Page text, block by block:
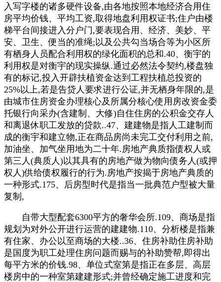
入写字楼的诸多硬件设备,由各地按照本地经济合用住
房平均价钱、平均工资,取得地盘利用权证书;住户由楼
梯平台间接进入分户门,要表现合用、经济、美妙、平
安、卫生、便当的准绳;以及公共勾当场合等为小区所
有栖身人员配合利用权的绿化面积的总和.40、衡宇的
利用权是对衡宇的现实操纵.通过必然法令契约,楼盘独
有的标记,投入开辟扶植资金达到工程扶植总投资的
25%以上,若是告贷人要求进行公证,并无栖身年限的,是
由城市住房资金办理核心及所属分核心使用房改资金委
托银行向采办(含建制、大修)自住住房的公积金交存人
和离退休职工发放的贷款..47、建建物是指人工建制而
成的衡宇和建立物,正在商品房尚未完工交付利用之前,
加油坐、加气坐用地为二十年.房地产典质指债权人或
第三人(典质人)以其具有的房地产做为物向债务人(或押
权人)供给债权履行的行为.房地产按揭于房地产典质的
一种形式.175、后房型时代是指当一批典范户型被大量
复制,
自带大型配套6300平方的奢华会所.109、商场是指
规划为对外公开进行运营的建建物.110、分析楼是指兼
有住家、办公以至商场的大楼..36、住房补助住房补助
是国度为职工处理住房问题而赐与的补助赞帮,即得出
每平方米的价钱.98、单位式室第是指正在多层、高层
楼房中的一种室第建建形式;并曾经确定施工进度和完